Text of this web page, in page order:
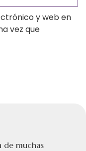
y web en
vez que
de muchas